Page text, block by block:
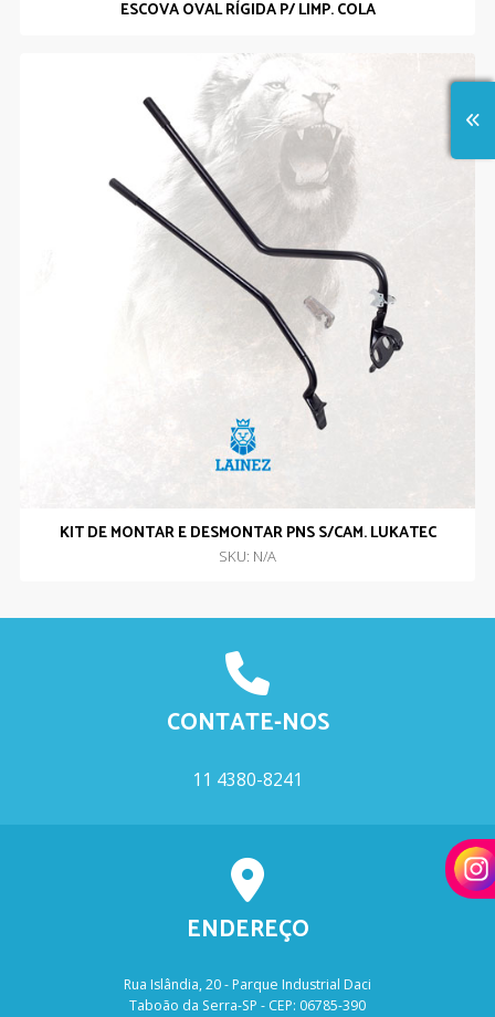
ESCOVA OVAL RÍGIDA P/ LIMP. COLA
KIT DE MONTAR E DESMONTAR PNS S/CAM. LUKATEC
SKU: N/A
CONTATE-NOS
11 4380-8241
ENDEREÇO
Rua Islândia, 20 - Parque Industrial Daci
Taboão da Serra-SP - CEP: 06785-390